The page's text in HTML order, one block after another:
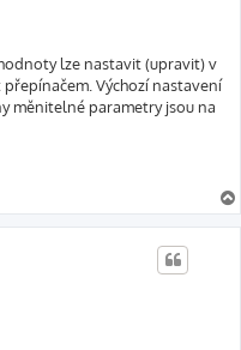
lze nastavit (upravit) v
Výchozí nastavení
měnitelné parametry jsou na